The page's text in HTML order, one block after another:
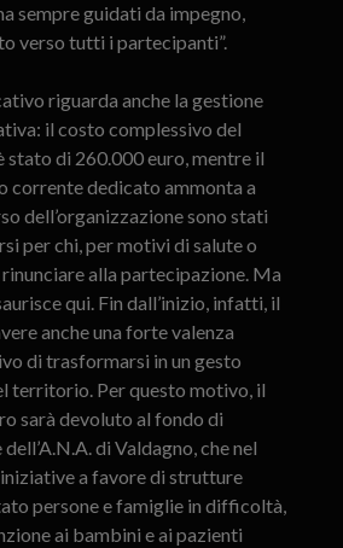
sempre guidati da impegno,
verso tutti i partecipanti”.
riguarda anche la gestione
il costo complessivo del
stato di 260.000 euro, mentre il
corrente dedicato ammonta a
dell’organizzazione sono stati
per chi, per motivi di salute o
alla partecipazione. Ma
qui. Fin dall’inizio, infatti, il
anche una forte valenza
di trasformarsi in un gesto
territorio. Per questo motivo, il
sarà devoluto al fondo di
di Valdagno, che nel
a favore di strutture
persone e famiglie in difficoltà,
ai bambini e ai pazienti